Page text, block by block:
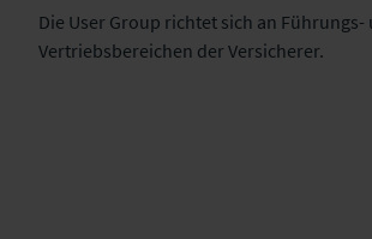
Die User Group richtet sich an
Vertriebsbereichen der Versicherer.